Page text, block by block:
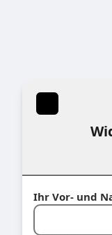
Ihr Vor- und